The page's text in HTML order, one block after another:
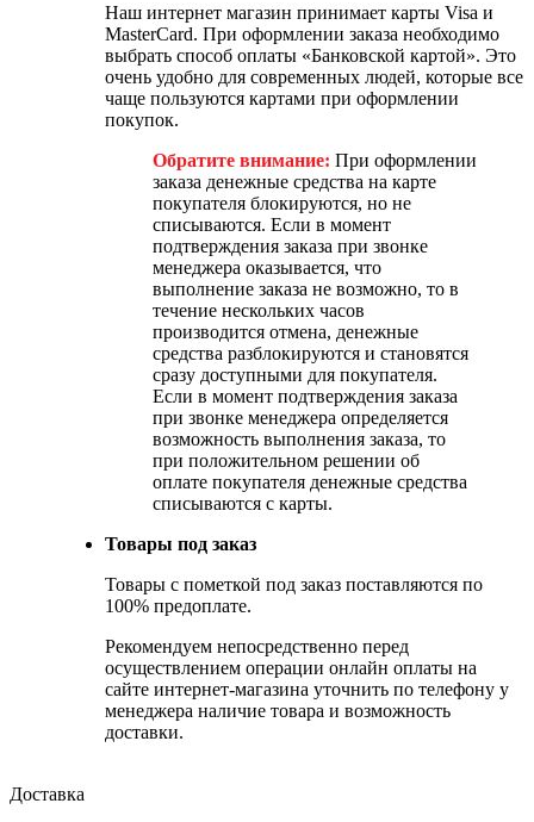
Наш интернет магазин принимает карты Visa и
MasterCard. При оформлении заказа необходимо
выбрать способ оплаты «Банковской картой». Это
очень удобно для современных людей, которые все
чаще пользуются картами при оформлении
покупок.
Обратите внимание: При оформлении
заказа денежные средства на карте
покупателя блокируются, но не
списываются. Если в момент
подтверждения заказа при звонке
менеджера оказывается, что
выполнение заказа не возможно, то в
течение нескольких часов
производится отмена, денежные
средства разблокируются и становятся
сразу доступными для покупателя.
Если в момент подтверждения заказа
при звонке менеджера определяется
возможность выполнения заказа, то
при положительном решении об
оплате покупателя денежные средства
списываются с карты.
Товары под заказ
Товары с пометкой под заказ поставляются по
100% предоплате.
Рекомендуем непосредственно перед
осуществлением операции онлайн оплаты на
сайте интернет-магазина уточнить по телефону у
менеджера наличие товара и возможность
доставки.
Доставка